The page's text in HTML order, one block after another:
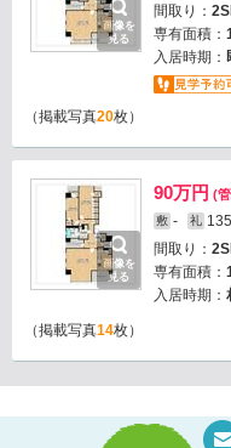
画像を
見る
間取り：
専有面積：
入居時期：
（掲載写真20枚）
画像を
見る
90万円 (
敷 - 礼
間取り：
専有面積：
入居時期：
（掲載写真14枚）